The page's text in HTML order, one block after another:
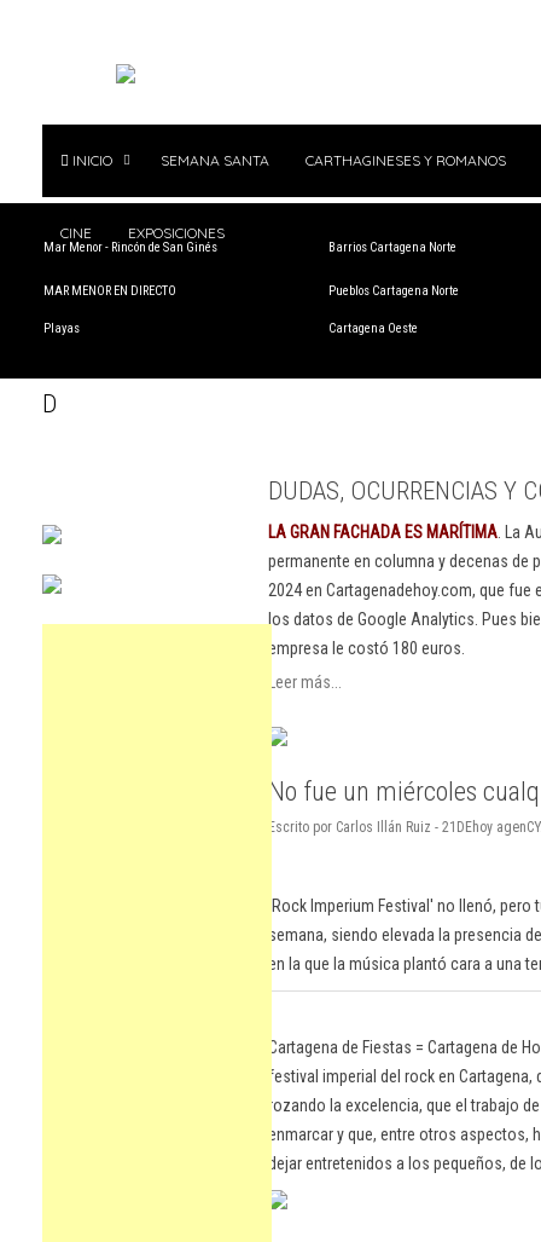
INICIO SEMANA SANTA CARTHAGINESES Y ROMANOS
CINE EXPOSICIONES
Mar Menor - Rincón de San Ginés
MAR MENOR EN DIRECTO
Playas
Barrios Cartagena Norte
Pueblos Cartagena Norte
Cartagena Oeste
D
DUDAS, OCURRENCIAS Y
LA GRAN FACHADA ES MARÍTIMA . La
permanente en columna y decenas
2024 en Cartagenadehoy.com, que
los datos de Google Analytics. Pues
empresa le costó 180 euros.
Leer más...
No fue un miércoles
Escrito por Carlos Illán Ruiz - 21DEhoy
'Rock Imperium Festival' no llenó,
semana, siendo elevada la presencia
en la que la música plantó cara a una
Cartagena de Fiestas = Cartagena de
festival imperial del rock en
rozando la excelencia, que el trabajo
enmarcar y que, entre otros aspectos,
dejar entretenidos a los pequeños, de